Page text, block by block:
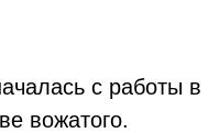
с работы в
вожатого.